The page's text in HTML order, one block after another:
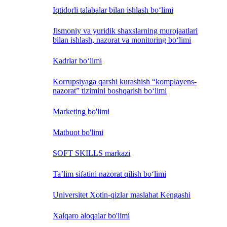
Iqtidorli talabalar bilan ishlash bo‘limi
Jismoniy va yuridik shaxslarning murojaatlari
bilan ishlash, nazorat va monitoring bo‘limi
Kadrlar bo‘limi
Korrupsiyaga qarshi kurashish “komplayens-
nazorat” tizimini boshqarish bo‘limi
Marketing bo'limi
Matbuot bo'limi
SOFT SKILLS markazi
Ta’lim sifatini nazorat qilish bo‘limi
Universitet Xotin-qizlar maslahat Kengashi
Xalqaro aloqalar bo'limi